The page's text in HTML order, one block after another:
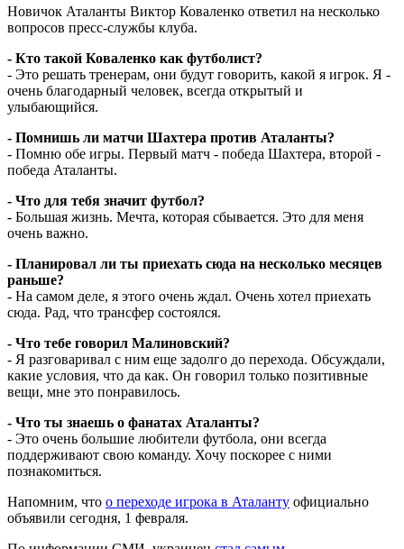
Новичок Аталанты Виктор Коваленко ответил на несколько
вопросов пресс-службы клуба.
- Кто такой Коваленко как футболист?
- Это решать тренерам, они будут говорить, какой я игрок. Я -
очень благодарный человек, всегда открытый и
улыбающийся.
- Помнишь ли матчи Шахтера против Аталанты?
- Помню обе игры. Первый матч - победа Шахтера, второй -
победа Аталанты.
- Что для тебя значит футбол?
- Большая жизнь. Мечта, которая сбывается. Это для меня
очень важно.
- Планировал ли ты приехать сюда на несколько месяцев
раньше?
- На самом деле, я этого очень ждал. Очень хотел приехать
сюда. Рад, что трансфер состоялся.
- Что тебе говорил Малиновский?
- Я разговаривал с ним еще задолго до перехода. Обсуждали,
какие условия, что да как. Он говорил только позитивные
вещи, мне это понравилось.
- Что ты знаешь о фанатах Аталанты?
- Это очень большие любители футбола, они всегда
поддерживают свою команду. Хочу поскорее с ними
познакомиться.
Напомним, что о переходе игрока в Аталанту официально
объявили сегодня, 1 февраля.